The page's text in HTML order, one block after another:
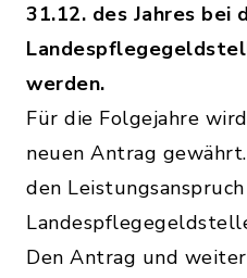
31.12. des Jahres bei
werden.
Für die Folgejahre
neuen Antrag
den
Den Antrag und